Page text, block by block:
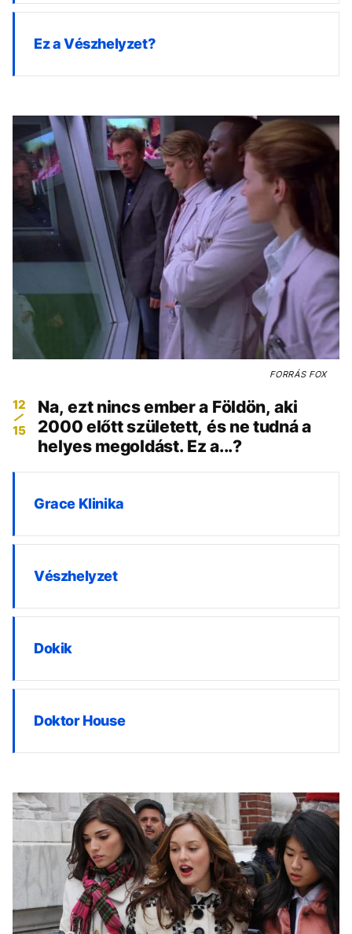
Ez a Vészhelyzet?
FORRÁSFOX
12
15
Na, ezt nincs ember a Földön, aki
2000 előtt született, és ne tudná a
helyes megoldást. Ez a...?
Grace Klinika
Vészhelyzet
Dokik
Doktor House